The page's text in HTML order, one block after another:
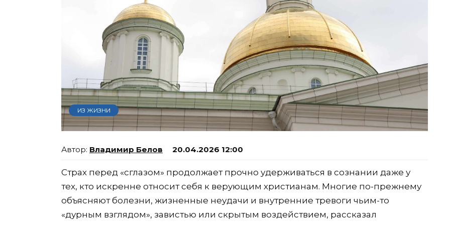
ИЗ ЖИЗНИ
Владимир Белов 20.04.2026 12:00
Страх перед «сглазом» продолжает прочно удерживаться в сознании даже у
тех, кто искренне относит себя к верующим христианам. Многие по-прежнему
объясняют болезни, жизненные неудачи и внутренние тревоги чьим-то
«дурным взглядом», завистью или скрытым воздействием, рассказал